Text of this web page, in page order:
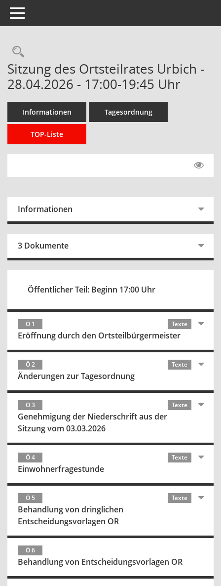
Toggle navigation
Rechercheauswahl
Sitzung des Ortsteilrates Urbich -
28.04.2026 - 17:00-19:45 Uhr
Informationen Tagesordnung
TOP-Liste
Informationen
3 Dokumente
Öffentlicher Teil: Beginn 17:00 Uhr
Ö 1 Texte
Eröffnung durch den Ortsteilbürgermeister
Ö 2 Texte
Änderungen zur Tagesordnung
Ö 3 Texte
Genehmigung der Niederschrift aus der
Sitzung vom 03.03.2026
Ö 4 Texte
Einwohnerfragestunde
Ö 5 Texte
Behandlung von dringlichen
Entscheidungsvorlagen OR
Ö 6
Behandlung von Entscheidungsvorlagen OR